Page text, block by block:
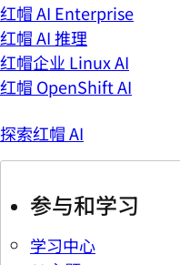
红帽 AI Enterprise
红帽 AI 推理
红帽企业 Linux AI
红帽 OpenShift AI
探索红帽 AI
参与和学习
学习中心